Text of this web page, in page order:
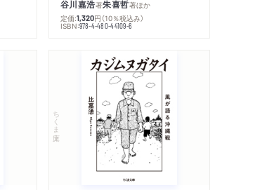
谷川嘉浩著朱喜哲著ほか
定価:1,320円 （10％税込み）
ISBN:978-4-480-44109-6
ちくま文庫